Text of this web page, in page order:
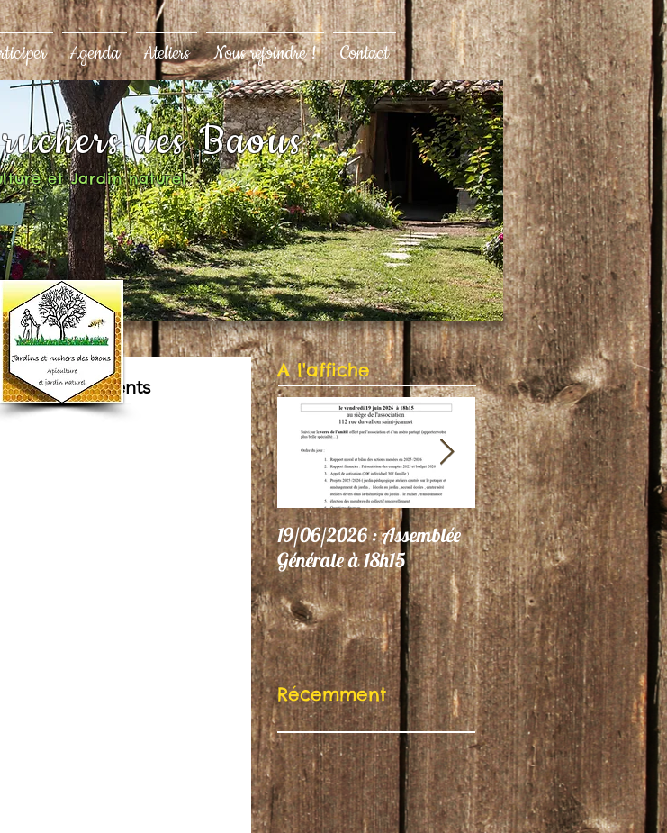
Super Aliments
A l'affiche
19/06/2026 : Assemblée
Générale à 18h15
06/06/26 : Le Jardin
participe au Festival
"Autres Regards"
Récemment
Agenda Ateliers Nous rejoindre ! Contact
des Baous
et Jardin naturel